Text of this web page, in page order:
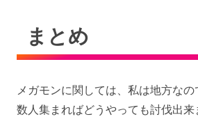
まとめ
メガモンに関しては、私は地方なの
数人集まればどうやっても討伐出